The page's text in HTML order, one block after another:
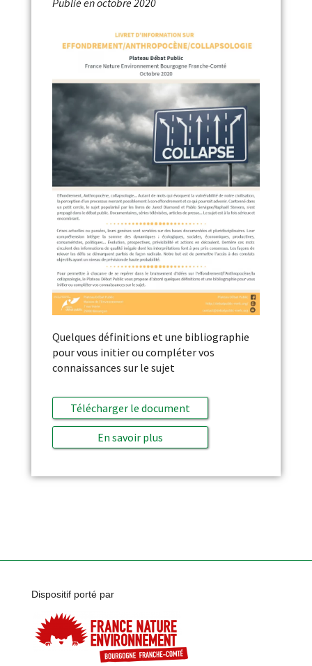
Publié enoctobre 2020
Quelques définitions et une bibliographie
pour vous initier ou compléter vos
connaissances sur le sujet
Télécharger le document
En savoir plus
Dispositif porté par